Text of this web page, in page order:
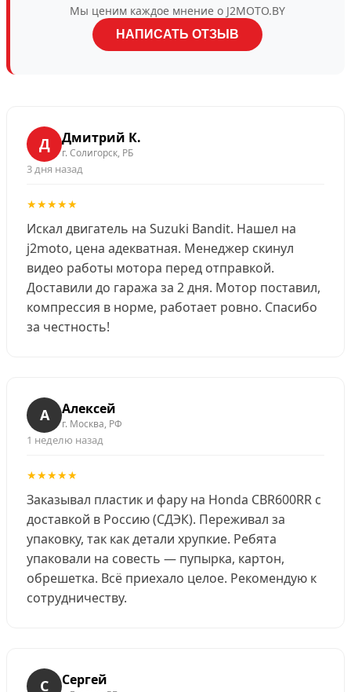
Мы ценим каждое мнение о J2MOTO.BY
НАПИСАТЬ ОТЗЫВ
Д Дмитрий К.
г. Солигорск, РБ
3 дня назад
★★★★★
Искал двигатель на Suzuki Bandit. Нашел на
j2moto, цена адекватная. Менеджер скинул
видео работы мотора перед отправкой.
Доставили до гаража за 2 дня. Мотор поставил,
компрессия в норме, работает ровно. Спасибо
за честность!
А Алексей
г. Москва, РФ
1 неделю назад
★★★★★
Заказывал пластик и фару на Honda CBR600RR с
доставкой в Россию (СДЭК). Переживал за
упаковку, так как детали хрупкие. Ребята
упаковали на совесть — пупырка, картон,
обрешетка. Всё приехало целое. Рекомендую к
сотрудничеству.
С Сергей